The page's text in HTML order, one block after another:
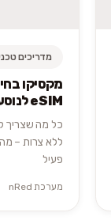
מדריכים
מקסיקו
eSIM לנוסע הישראלי
כל מה שצריך
פעיל
מערכת nRed